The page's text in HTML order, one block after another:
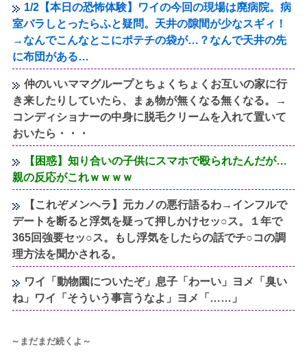
1/2【本日の恐怖体験】ワイの今回の現場は廃病院。病
室バラしとったらふと疑問。天井の隙間が少なスギィ！
→なんでこんなとこにポテチの袋が…？なんで天井の先
に布団がある…
仲のいいママグループとちょくちょくお互いの家に行
き来したりしていたら、まぁ物が無くなる無くなる。→
コンディショナーの中身に脱毛クリームを入れて置いて
おいたら・・・
【困惑】知り合いの子供にスマホで殴られたんだが…
親の反応がこれｗｗｗｗ
【これぞメンヘラ】元カノの悪行語るわ→インフルで
デートを断ると浮気を疑って押しかけセッ○ス。１年で
365回強要セッ○ス。もし浮気をしたらの話でチ○コの調
理方法を聞かされる。
ワイ「動物園についたぞ」息子「わーい」ヨメ「臭い
ね」ワイ「そういう事言うなよ」ヨメ「……」
～まだまだ続くよ～